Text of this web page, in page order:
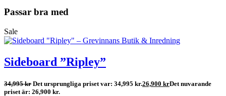
Passar bra med
Sale
Sideboard ”Ripley”
34,995kr Det ursprungliga priset var: 34,995 kr.26,900 krDet nuvarande
priset är: 26,900 kr.